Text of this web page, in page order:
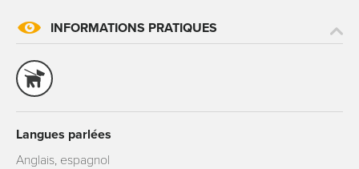
INFORMATIONS PRATIQUES
Langues parlées
Anglais, espagnol